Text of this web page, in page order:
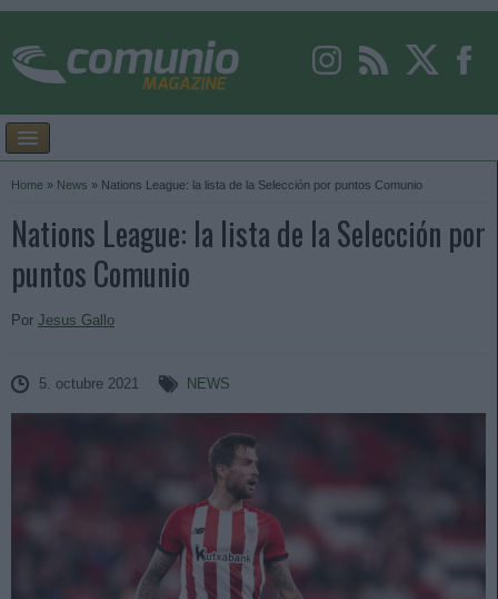
Home » News » Nations League: la lista de la Selección por puntos Comunio
Nations League: la lista de la Selección por
puntos Comunio
Por Jesus Gallo
5. octubre 2021 NEWS